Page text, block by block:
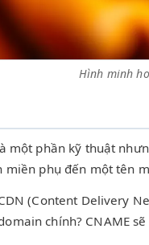
Hình minh
phần kỹ thuật
phụ đến một tên
(Content Delivery
chính? CNAME